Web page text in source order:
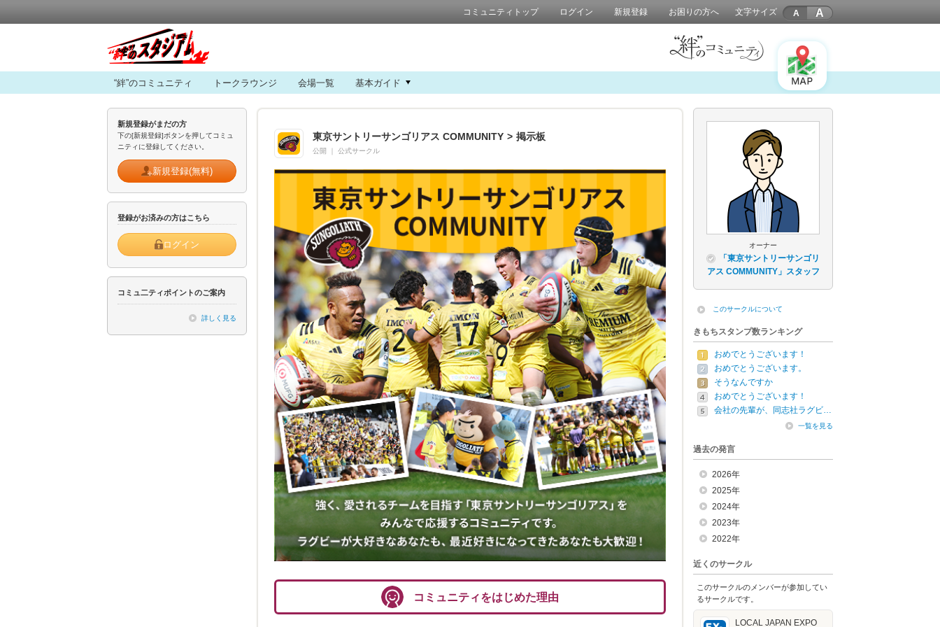
コミュニティトップ ログイン 新規登録 お困りの方へ 文字サイズ A
“絆”のコミュニティ トークラウンジ 会場一覧 基本ガイド
新規登録がまだの方
下の[新規登録]ボタンを押してコミュ
ニティに登録してください。
新規登録(無料)
登録がお済みの方はこちら
ログイン
コミュ二ティポイントのご案内
詳しく見る
東京サントリーサンゴリアス COMMUNITY > 掲示板
公開 公式サークル
コミュニティをはじめた理由
オーナー
「東京サントリーサンゴリ
アス COMMUNITY」スタッフ
このサークルについて
きもちスタンプ数ランキング
おめでとうございます！
おめでとうございます。
そうなんですか
おめでとうございます！
会社の先輩が、同志社ラグビ…
一覧を見る
過去の発言
2026年
2025年
2024年
2023年
2022年
近くのサークル
このサークルのメンバーが参加してい
るサークルです。
LOCAL JAPAN EXPO